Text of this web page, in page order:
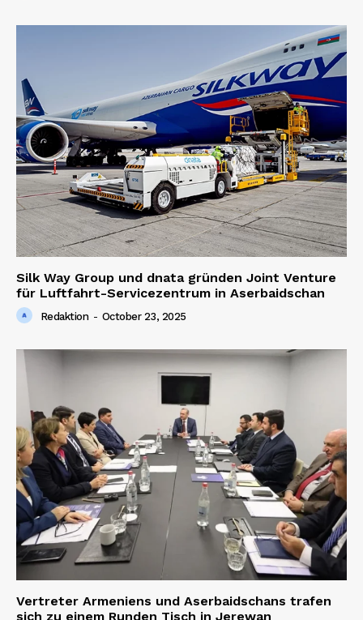
Silk Way Group und dnata gründen Joint Venture
für Luftfahrt-Servicezentrum in Aserbaidschan
Redaktion - October 23, 2025
Vertreter Armeniens und Aserbaidschans trafen
sich zu einem Runden Tisch in Jerewan